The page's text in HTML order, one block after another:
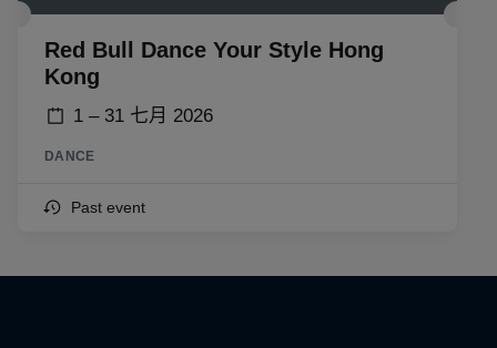
Red Bull Dance Your Style Hong
Kong
1 – 31 七月 2026
DANCE
Past event